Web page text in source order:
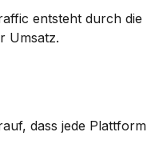
entsteht durch die
Umsatz.
dass jede Plattform